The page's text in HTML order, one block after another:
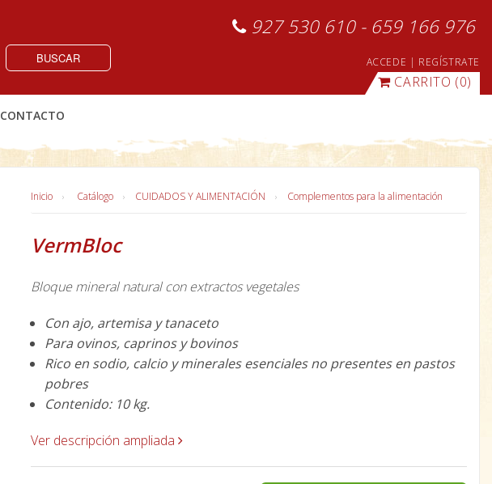
927 530 610 - 659 166 976
BUSCAR ACCEDE | REGÍSTRATE
CARRITO (0)
CONTACTO
Inicio Catálogo CUIDADOS Y ALIMENTACIÓN Complementos para la alimentación
VermBloc
Bloque mineral natural con extractos vegetales
Con ajo, artemisa y tanaceto
Para ovinos, caprinos y bovinos
Rico en sodio, calcio y minerales esenciales no presentes en pastos
pobres
Contenido: 10 kg.
Ver descripción ampliada